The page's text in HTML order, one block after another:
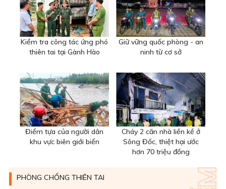
Kiểm tra công tác ứng phó
thiên tai tại Gành Hào
Giữ vững quốc phòng - an
ninh từ cơ sở
Điểm tựa của người dân
khu vực biên giới biển
Cháy 2 căn nhà liền kề ở
Sông Đốc, thiệt hại ước
hơn 70 triệu đồng
PHÒNG CHỐNG THIÊN TAI